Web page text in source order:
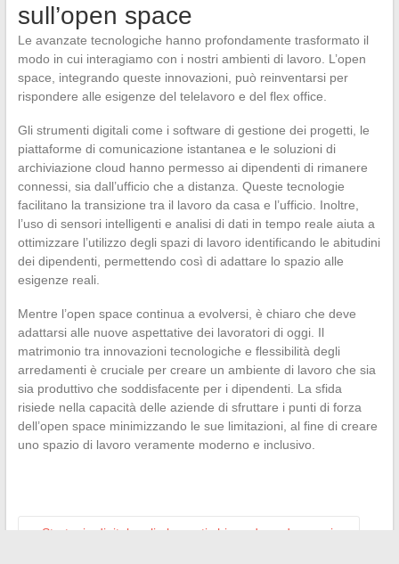
sull’open space
Le avanzate tecnologiche hanno profondamente trasformato il
modo in cui interagiamo con i nostri ambienti di lavoro. L’open
space, integrando queste innovazioni, può reinventarsi per
rispondere alle esigenze del telelavoro e del flex office.
Gli strumenti digitali come i software di gestione dei progetti, le
piattaforme di comunicazione istantanea e le soluzioni di
archiviazione cloud hanno permesso ai dipendenti di rimanere
connessi, sia dall’ufficio che a distanza. Queste tecnologie
facilitano la transizione tra il lavoro da casa e l’ufficio. Inoltre,
l’uso di sensori intelligenti e analisi di dati in tempo reale aiuta a
ottimizzare l’utilizzo degli spazi di lavoro identificando le abitudini
dei dipendenti, permettendo così di adattare lo spazio alle
esigenze reali.
Mentre l’open space continua a evolversi, è chiaro che deve
adattarsi alle nuove aspettative dei lavoratori di oggi. Il
matrimonio tra innovazioni tecnologiche e flessibilità degli
arredamenti è cruciale per creare un ambiente di lavoro che sia
sia produttivo che soddisfacente per i dipendenti. La sfida
risiede nella capacità delle aziende di sfruttare i punti di forza
dell’open space minimizzando le sue limitazioni, al fine di creare
uno spazio di lavoro veramente moderno e inclusivo.
Strategia digitale: gli elementi chiave da padroneggiare